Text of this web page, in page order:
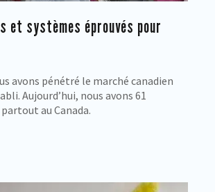
et systèmes éprouvés pour
avons pénétré le marché canadien
Aujourd’hui, nous avons 61
au Canada.